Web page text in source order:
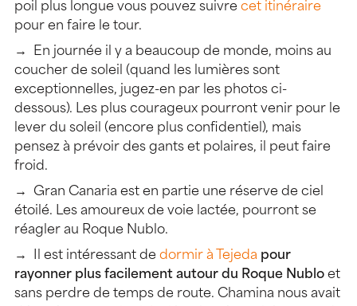
poil plus longue vous pouvez suivre cet itinéraire
pour en faire le tour.
En journée il y a beaucoup de monde, moins au
coucher de soleil (quand les lumières sont
exceptionnelles, jugez-en par les photos ci-
dessous). Les plus courageux pourront venir pour le
lever du soleil (encore plus confidentiel), mais
pensez à prévoir des gants et polaires, il peut faire
froid.
Gran Canaria est en partie une réserve de ciel
étoilé. Les amoureux de voie lactée, pourront se
réagler au Roque Nublo.
Il est intéressant de dormir à Tejeda pour
rayonner plus facilement autour du Roque Nublo et
sans perdre de temps de route. Chamina nous avait